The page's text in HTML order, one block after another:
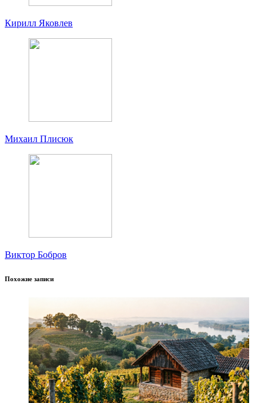
Кирилл Яковлев
Михаил Плисюк
Виктор Бобров
Похожие записи